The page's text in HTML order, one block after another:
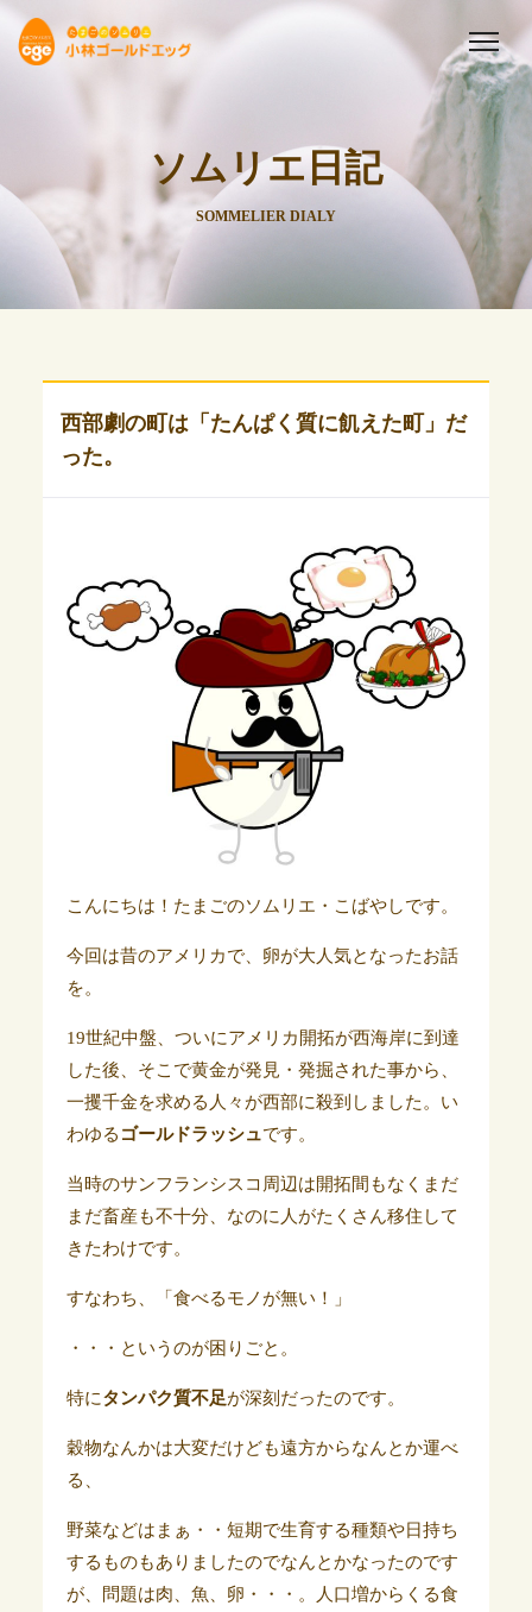
ソムリエ日記
SOMMELIER DIALY
西部劇の町は「たんぱく質に飢えた町」だ
った。
こんにちは！たまごのソムリエ・こばやしです。
今回は昔のアメリカで、卵が大人気となったお話
を。
19世紀中盤、ついにアメリカ開拓が西海岸に到達
した後、そこで黄金が発見・発掘された事から、
一攫千金を求める人々が西部に殺到しました。い
わゆる ゴールドラッシュです。
当時のサンフランシスコ周辺は開拓間もなくまだ
まだ畜産も不十分、なのに人がたくさん移住して
きたわけです。
すなわち、「食べるモノが無い！」
・・・というのが困りごと。
特にタンパク質不足が深刻だったのです。
穀物なんかは大変だけども遠方からなんとか運べ
る、
野菜などはまぁ・・短期で生育する種類や日持ち
するものもありましたのでなんとかなったのです
が、問題は肉、魚、卵・・・。人口増からくる食